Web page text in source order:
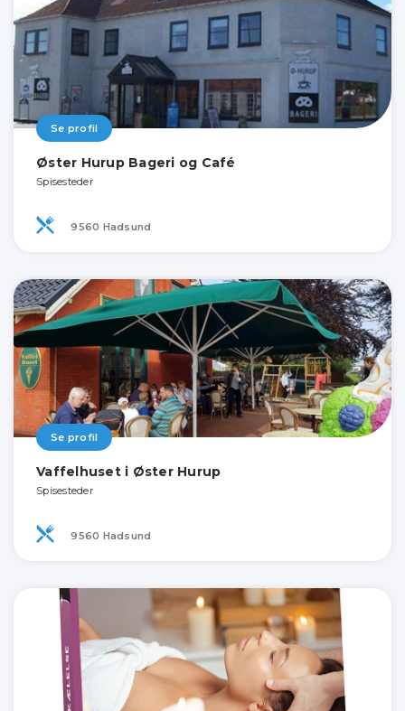
Se profil
Øster Hurup Bageri og Café
Spisesteder
9560 Hadsund
Se profil
Vaffelhuset i Øster Hurup
Spisesteder
9560 Hadsund